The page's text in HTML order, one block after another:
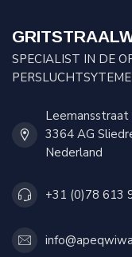
SPECIALIST IN DE
Leemansstraat
3364 AG
Nederland
+31 (0)78 613